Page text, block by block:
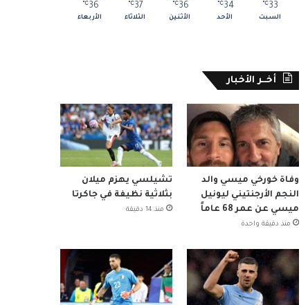
33
℃
السبت
34
℃
الأحد
36
℃
الأثنين
37
℃
الثلاثاء
36
℃
الأربعاء
أخــر الأخبار
وفاة خورخي ميسي والد
النجم الأرجنتيني ليونيل
ميسي عن عمر 68 عاماً
منذ دقيقة واحدة
تشيلسي يهزم ميلان
بثلاثية نظيفة في جاكرتا
منذ 14 دقيقة